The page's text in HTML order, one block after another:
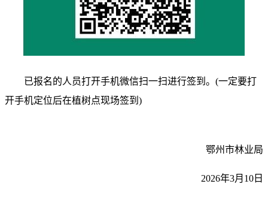
已报名的人员打开手机微信扫一扫进行签到。(一定要打
开手机定位后在植树点现场签到)
鄂州市林业局
2026年3月10日